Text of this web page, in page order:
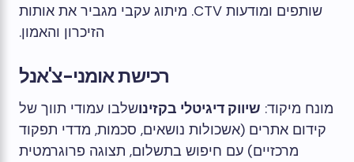
שותפים ומודעות CTV. מיתוג עקבי מגביר את אותות
הזיכרון והאמון.
רכישת אומני-צ'אנל
מונח מיקוד: שיווק דיגיטלי בקזינושלבו עמודי תווך של
קידום אתרים (אשכולות נושאים, סכמות, מדדי תפקוד
מרכזיים) עם חיפוש בתשלום, תצוגה פרוגרמטית